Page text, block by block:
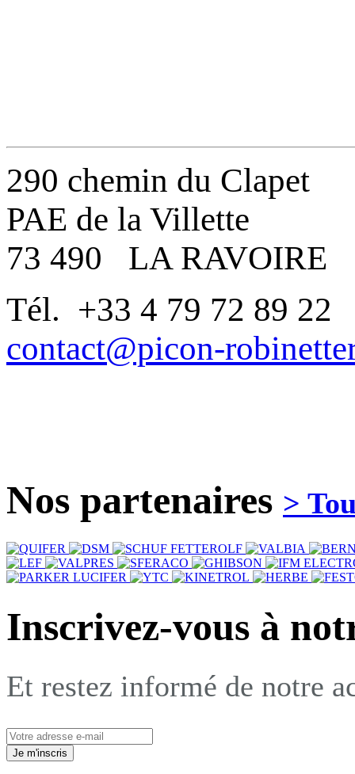
290 chemin du Clapet
PAE de la Villette
73 490 LA RAVOIRE
Tél. +33 4 79 72 89 22
contact@picon-
Nos partenaires >
Inscrivez-vous à
Et restez informé de notre